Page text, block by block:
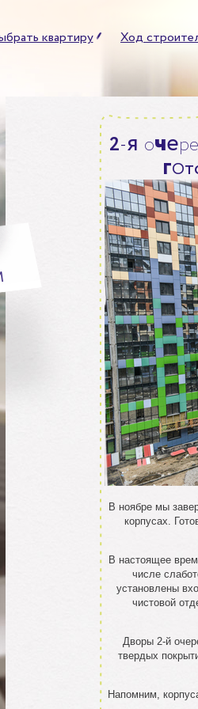
квартиру Ход
2-я очере
гот
В ноябре мы
корпусах.
В настоящее
числе
установлены
чистовой
Дворы 2-й
твердых
Напомним,